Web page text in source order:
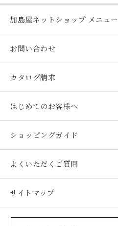
加島屋ネットショップ メニュー
お問い合わせ
カタログ請求
はじめてのお客様へ
ショッピングガイド
よくいただくご質問
サイトマップ